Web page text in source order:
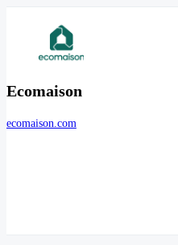
Ecomaison
ecomaison.com